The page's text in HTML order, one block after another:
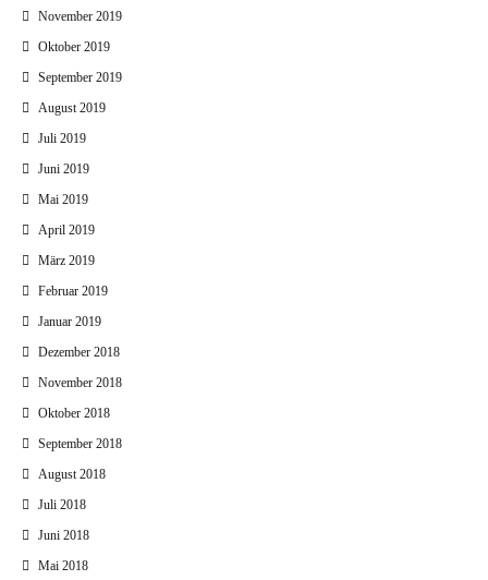
November 2019
Oktober 2019
September 2019
August 2019
Juli 2019
Juni 2019
Mai 2019
April 2019
März 2019
Februar 2019
Januar 2019
Dezember 2018
November 2018
Oktober 2018
September 2018
August 2018
Juli 2018
Juni 2018
Mai 2018